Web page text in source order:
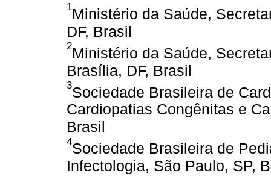
1Ministério da Saúde,
DF, Brasil
2Ministério da Saúde,
Brasília, DF, Brasil
3Sociedade Brasileira de
Cardiopatias Congênitas e
Brasil
4Sociedade Brasileira de
Infectologia, São Paulo, SP,